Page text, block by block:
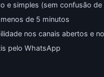
e simples (sem confusão de
de 5 minutos
nos canais abertos e
pelo WhatsApp